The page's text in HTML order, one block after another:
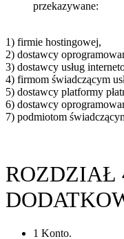
przekazywane:
1) firmie hostingowej,
2) dostawcy
3) dostawcy usług
4) firmom świadczącym
5) dostawcy platformy
6) dostawcy
7) podmiotom
ROZDZIAŁ
1 Konto.